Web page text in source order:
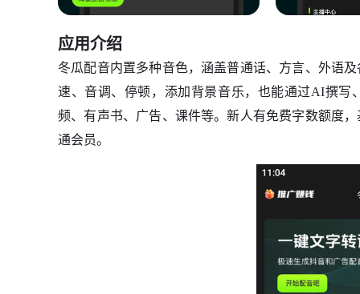
应用介绍
冬瓜配音内置多种音色，涵盖普通话、方言、外语
速、音调、停顿，添加背景音乐，也能通过AI撰写
频、有声书、广告、课件等。新人有免费字数额度
通会员。